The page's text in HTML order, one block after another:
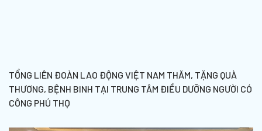
TỔNG LIÊN ĐOÀN LAO ĐỘNG VIỆT NAM THĂM, TẶNG QUÀ
THƯƠNG, BỆNH BINH TẠI TRUNG TÂM ĐIỀU DƯỠNG NGƯỜI CÓ
CÔNG PHÚ THỌ